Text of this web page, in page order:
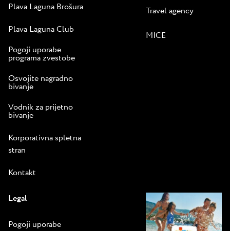
Plava Laguna Brošura
Plava Laguna Club
Pogoji uporabe
programa zvestobe
Osvojite nagradno
bivanje
Vodnik za prijetno
bivanje
Korporativna spletna
stran
Kontakt
Travel agency
MICE
Legal
Pogoji uporabe